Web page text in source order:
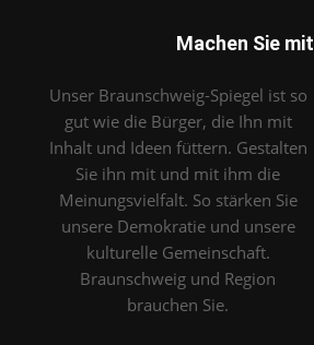
Machen Sie mit
Unser Braunschweig-Spiegel ist so
gut wie die Bürger, die Ihn mit
Inhalt und Ideen füttern. Gestalten
Sie ihn mit und mit ihm die
Meinungsvielfalt. So stärken Sie
unsere Demokratie und unsere
kulturelle Gemeinschaft.
Braunschweig und Region
brauchen Sie.